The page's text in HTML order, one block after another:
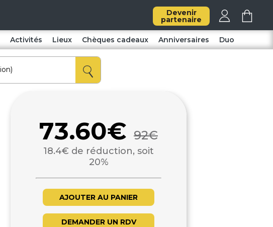
Devenir
partenaire
Activités Lieux Chèques cadeaux Anniversaires Duo
73.60€ 92€
18.4€ de réduction, soit
20%
AJOUTER AU PANIER
DEMANDER UN RDV